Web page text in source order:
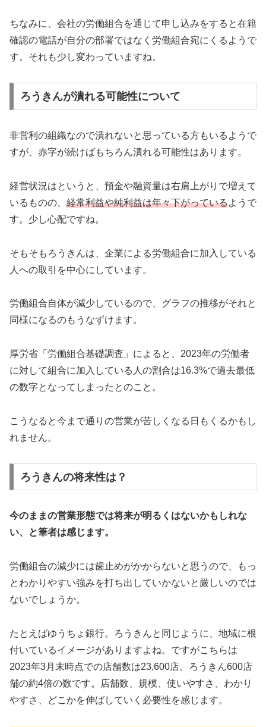
ちなみに、会社の労働組合を通じて申し込みをすると在籍
確認の電話が自分の部署ではなく労働組合宛にくるようで
す。それも少し変わっていますね。
ろうきんが潰れる可能性について
非営利の組織なので潰れないと思っている方もいるようで
すが、赤字が続けばもちろん潰れる可能性はあります。
経営状況はというと、預金や融資量は右肩上がりで増えて
いるものの、 経常利益や純利益は年々下がっているようで
す。少し心配ですね。
そもそもろうきんは、企業による労働組合に加入している
人への取引を中心にしています。
労働組合自体が減少しているので、グラフの推移がそれと
同様になるのもうなずけます。
厚労省「労働組合基礎調査」によると、2023年の労働者
に対して組合に加入している人の割合は16.3%で過去最低
の数字となってしまったとのこと。
こうなると今まで通りの営業が苦しくなる日もくるかもし
れません。
ろうきんの将来性は？
今のままの営業形態では将来が明るくはないかもしれな
い、と筆者は感じます。
労働組合の減少には歯止めがかからないと思うので、もっ
とわかりやすい強みを打ち出していかないと厳しいのでは
ないでしょうか。
たとえばゆうちょ銀行。ろうきんと同じように、地域に根
付いているイメージがありますよね。ですがこちらは
2023年3月末時点での店舗数は23,600店。ろうきん600店
舗の約4倍の数です。店舗数、規模、使いやすさ、わかり
やすさ、どこかを伸ばしていく必要性を感じます。